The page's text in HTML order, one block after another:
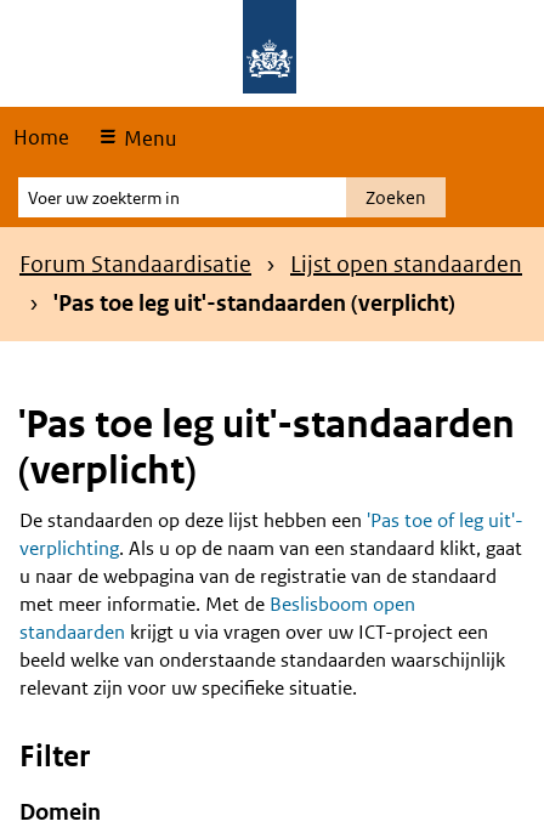
Home Menu
Voer
uw
zoekterm
Zoeken
Kruimelpad
Forum Standaardisatie
Lijst open standaarden
'Pas toe leg uit'-standaarden (verplicht)
'Pas toe leg uit'-standaarden
(verplicht)
Content
De standaarden op deze lijst hebben een 'Pas toe of leg uit'-
verplichting. Als u op de naam van een standaard klikt, gaat
u naar de webpagina van de registratie van de standaard
met meer informatie. Met de Beslisboom open
standaarden krijgt u via vragen over uw ICT-project een
beeld welke van onderstaande standaarden waarschijnlijk
relevant zijn voor uw specifieke situatie.
Filter
Domein